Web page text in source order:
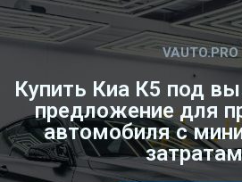
VAUTO.PRO
Купить Киа К5 под
предложение для
автомобиля с